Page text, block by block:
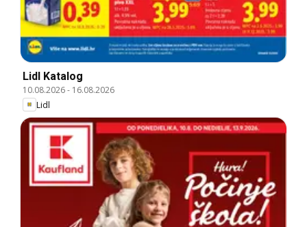
Lidl Katalog
10.08.2026- 16.08.2026
Lidl